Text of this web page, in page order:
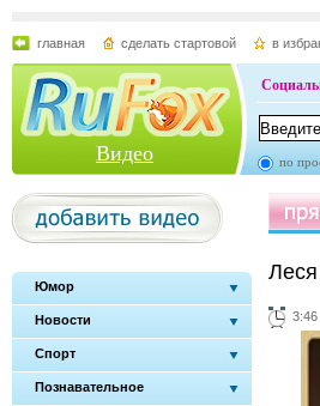
главная сделать стартовой в
Видео по
Юмор
Новости
Спорт
Познавательное
3:46